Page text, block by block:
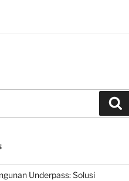
Underpass: Solusi